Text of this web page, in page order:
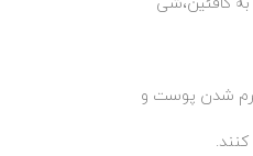
شدن پوست و